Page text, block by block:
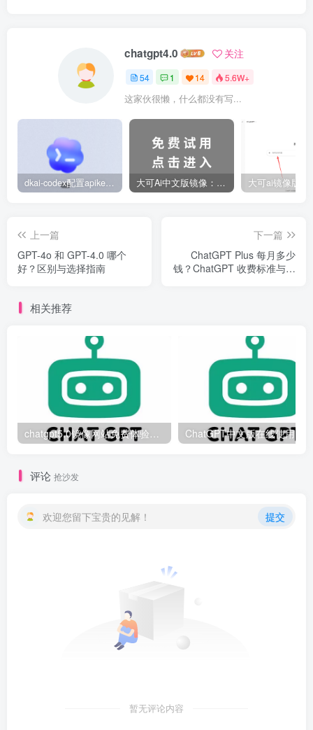
chatgpt4.0 关注
54 1 14 5.6W+
这家伙很懒，什么都没有写...
dkai-codex配置apikey设置中转站教程 大可Ai中文版镜像：支持 GPT-5.6 国内用户免费试用 2026更新
上一篇
GPT-4o 和 GPT-4.0 哪个
好？区别与选择指南
下一篇
ChatGPT Plus 每月多少
钱？ChatGPT 收费标准与是
相关推荐
chatgpt5.0镜像网站免费体验入口使用教程
评论 抢沙发
欢迎您留下宝贵的见解！ 提交
暂无评论内容